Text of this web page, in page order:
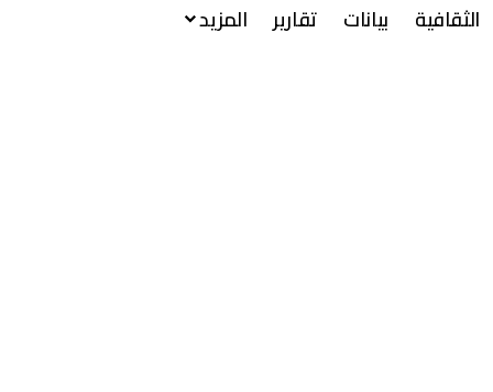
الثقافية
بيانات تقارير المزيد